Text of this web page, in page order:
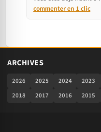
commenter en 1 clic
ARCHIVES
2026 2025 2024 2023
2018
2017 2016 2015